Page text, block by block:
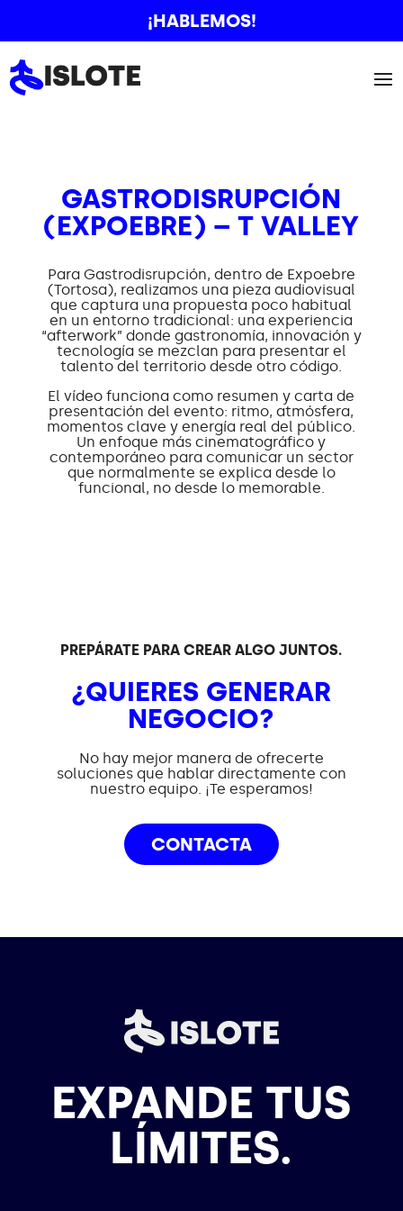
¡HABLEMOS!
GASTRODISRUPCIÓN
(EXPOEBRE) – T VALLEY
Para Gastrodisrupción, dentro de Expoebre
(Tortosa), realizamos una pieza audiovisual
que captura una propuesta poco habitual
en un entorno tradicional: una experiencia
“afterwork” donde gastronomía, innovación y
tecnología se mezclan para presentar el
talento del territorio desde otro código.
El vídeo funciona como resumen y carta de
presentación del evento: ritmo, atmósfera,
momentos clave y energía real del público.
Un enfoque más cinematográfico y
contemporáneo para comunicar un sector
que normalmente se explica desde lo
funcional, no desde lo memorable.
PREPÁRATE PARA CREAR ALGO JUNTOS.
¿QUIERES GENERAR
NEGOCIO?
No hay mejor manera de ofrecerte
soluciones que hablar directamente con
nuestro equipo. ¡Te esperamos!
CONTACTA
EXPANDE TUS
LÍMITES.